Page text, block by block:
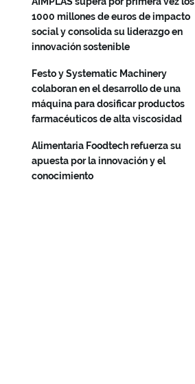
1000 millones de euros de impacto
social y consolida su liderazgo en
innovación sostenible
Festo y Systematic Machinery
colaboran en el desarrollo de una
máquina para dosificar productos
farmacéuticos de alta viscosidad
Alimentaria Foodtech refuerza su
apuesta por la innovación y el
conocimiento